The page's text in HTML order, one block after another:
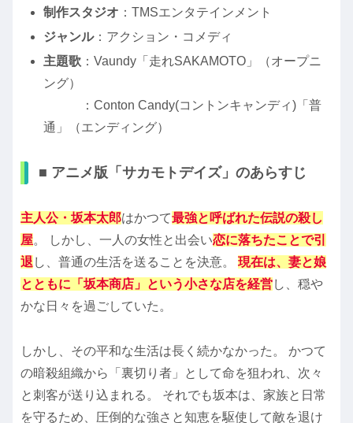
制作スタジオ ：TMSエンタテインメント
ジャンル：アクション・コメディ
主題歌 ：Vaundy「走れSAKAMOTO」（オープニ
ング）
：Conton Candy(コントンキャンディ)「普
通」（エンディング）
■ アニメ版「サカモトデイズ」のあらすじ
主人公・坂本太郎はかつて最強と呼ばれた伝説の殺し
屋。 しかし、一人の女性と出会い恋に落ちたことで引
退 し、普通の生活を送ることを決意。 現在は、妻と娘
とともに「坂本商店」という小さな店を経営し、穏や
かな日々を過ごしていた。
しかし、その平和な生活は長く続かなかった。 かつて
の暗殺組織から「裏切り者」として命を狙われ、次々
と刺客が送り込まれる。 それでも坂本は、家族と日常
を守るため、圧倒的な強さと知恵を駆使して敵を退け